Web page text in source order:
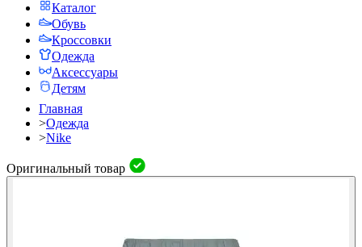
Каталог
Обувь
Кроссовки
Одежда
Аксессуары
Детям
Главная
>Одежда
>Nike
Оригинальный товар